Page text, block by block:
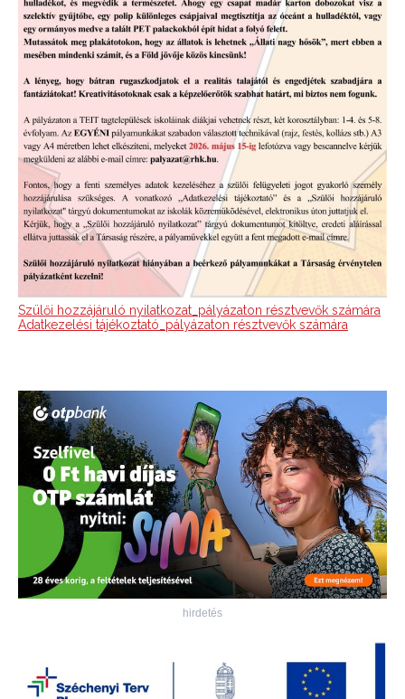
Szülői hozzájáruló nyilatkozat_pályázaton résztvevők számára
Adatkezelési tájékoztató_pályázaton résztvevők számára
hirdetés